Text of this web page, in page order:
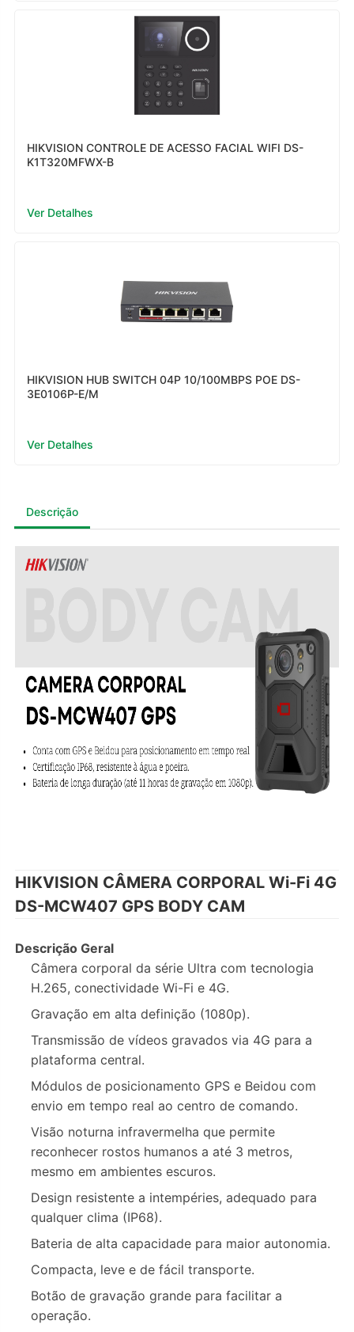
HIKVISION CONTROLE DE ACESSO FACIAL WIFI DS-
K1T320MFWX-B
Ver Detalhes
HIKVISION HUB SWITCH 04P 10/100MBPS POE DS-
3E0106P-E/M
Ver Detalhes
Descrição
HIKVISION CÂMERA CORPORAL Wi-Fi 4G
DS-MCW407 GPS BODY CAM
Descrição Geral
Câmera corporal da série Ultra com tecnologia
H.265, conectividade Wi-Fi e 4G.
Gravação em alta definição (1080p).
Transmissão de vídeos gravados via 4G para a
plataforma central.
Módulos de posicionamento GPS e Beidou com
envio em tempo real ao centro de comando.
Visão noturna infravermelha que permite
reconhecer rostos humanos a até 3 metros,
mesmo em ambientes escuros.
Design resistente a intempéries, adequado para
qualquer clima (IP68).
Bateria de alta capacidade para maior autonomia.
Compacta, leve e de fácil transporte.
Botão de gravação grande para facilitar a
operação.